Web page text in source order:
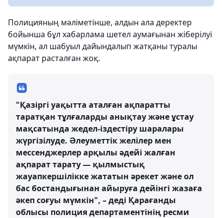
Полицияның мәліметінше, алдын ала деректер
бойынша бұл хабарлама шетел аумағынан жіберілуі
мүмкін, ал шабуыл дайындалып жатқаны туралы
ақпарат расталған жоқ.
"Қазіргі уақытта аталған ақпаратты
таратқан тұлғаларды анықтау және ұстау
мақсатында жедел-іздестіру шаралары
жүргізілуде. Әлеуметтік желілер мен
мессенджерлер арқылы әдейі жалған
ақпарат тарату — қылмыстық
жауапкершілікке жататын әрекет және ол
бас бостандығынан айыруға дейінгі жазаға
әкеп соғуы мүмкін", – деді Қарағанды
облысы полиция департаментінің ресми